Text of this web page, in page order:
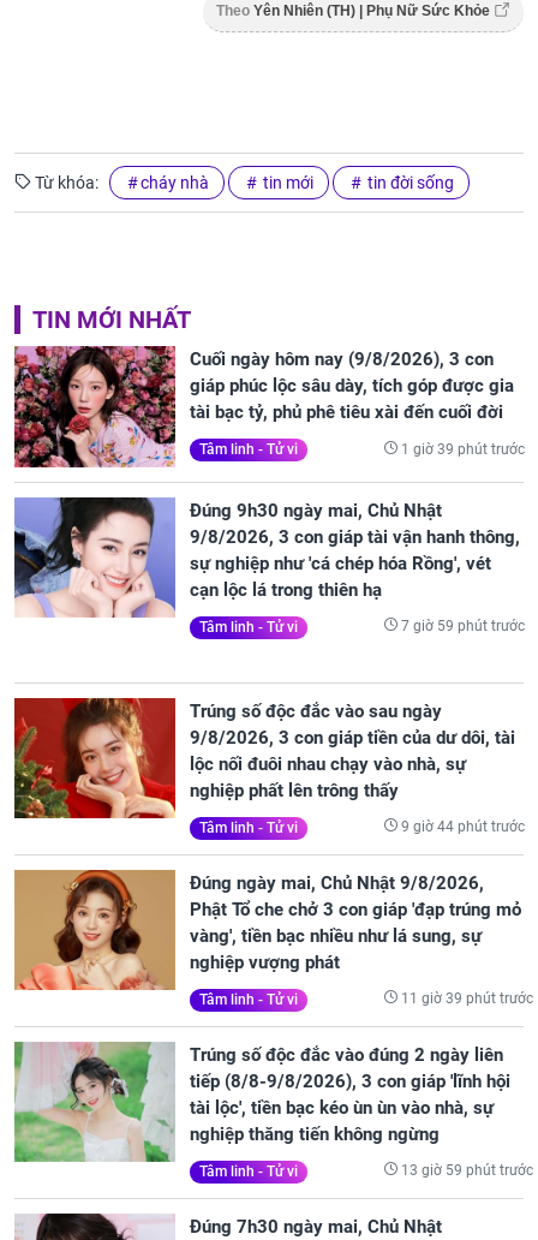
Theo Yên Nhiên (TH) | Phụ Nữ Sức Khỏe
Từ khóa: cháy nhà tin mới tin đời sống
TIN MỚI NHẤT
Cuối ngày hôm nay (9/8/2026), 3 con
giáp phúc lộc sâu dày, tích góp được gia
tài bạc tỷ, phủ phê tiêu xài đến cuối đời
Tâm linh - Tử vi 1 giờ 39 phút trước
Đúng 9h30 ngày mai, Chủ Nhật
9/8/2026, 3 con giáp tài vận hanh thông,
sự nghiệp như 'cá chép hóa Rồng', vét
cạn lộc lá trong thiên hạ
Tâm linh - Tử vi 7 giờ 59 phút trước
Trúng số độc đắc vào sau ngày
9/8/2026, 3 con giáp tiền của dư dôi, tài
lộc nối đuôi nhau chạy vào nhà, sự
nghiệp phất lên trông thấy
Tâm linh - Tử vi 9 giờ 44 phút trước
Đúng ngày mai, Chủ Nhật 9/8/2026,
Phật Tổ che chở 3 con giáp 'đạp trúng mỏ
vàng', tiền bạc nhiều như lá sung, sự
nghiệp vượng phát
Tâm linh - Tử vi 11 giờ 39 phút trước
Trúng số độc đắc vào đúng 2 ngày liên
tiếp (8/8-9/8/2026), 3 con giáp 'lĩnh hội
tài lộc', tiền bạc kéo ùn ùn vào nhà, sự
nghiệp thăng tiến không ngừng
Tâm linh - Tử vi 13 giờ 59 phút trước
Đúng 7h30 ngày mai, Chủ Nhật